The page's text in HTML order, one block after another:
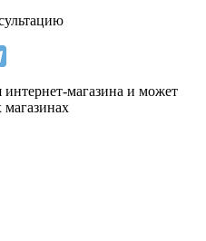
интернет-магазина и может
магазинах